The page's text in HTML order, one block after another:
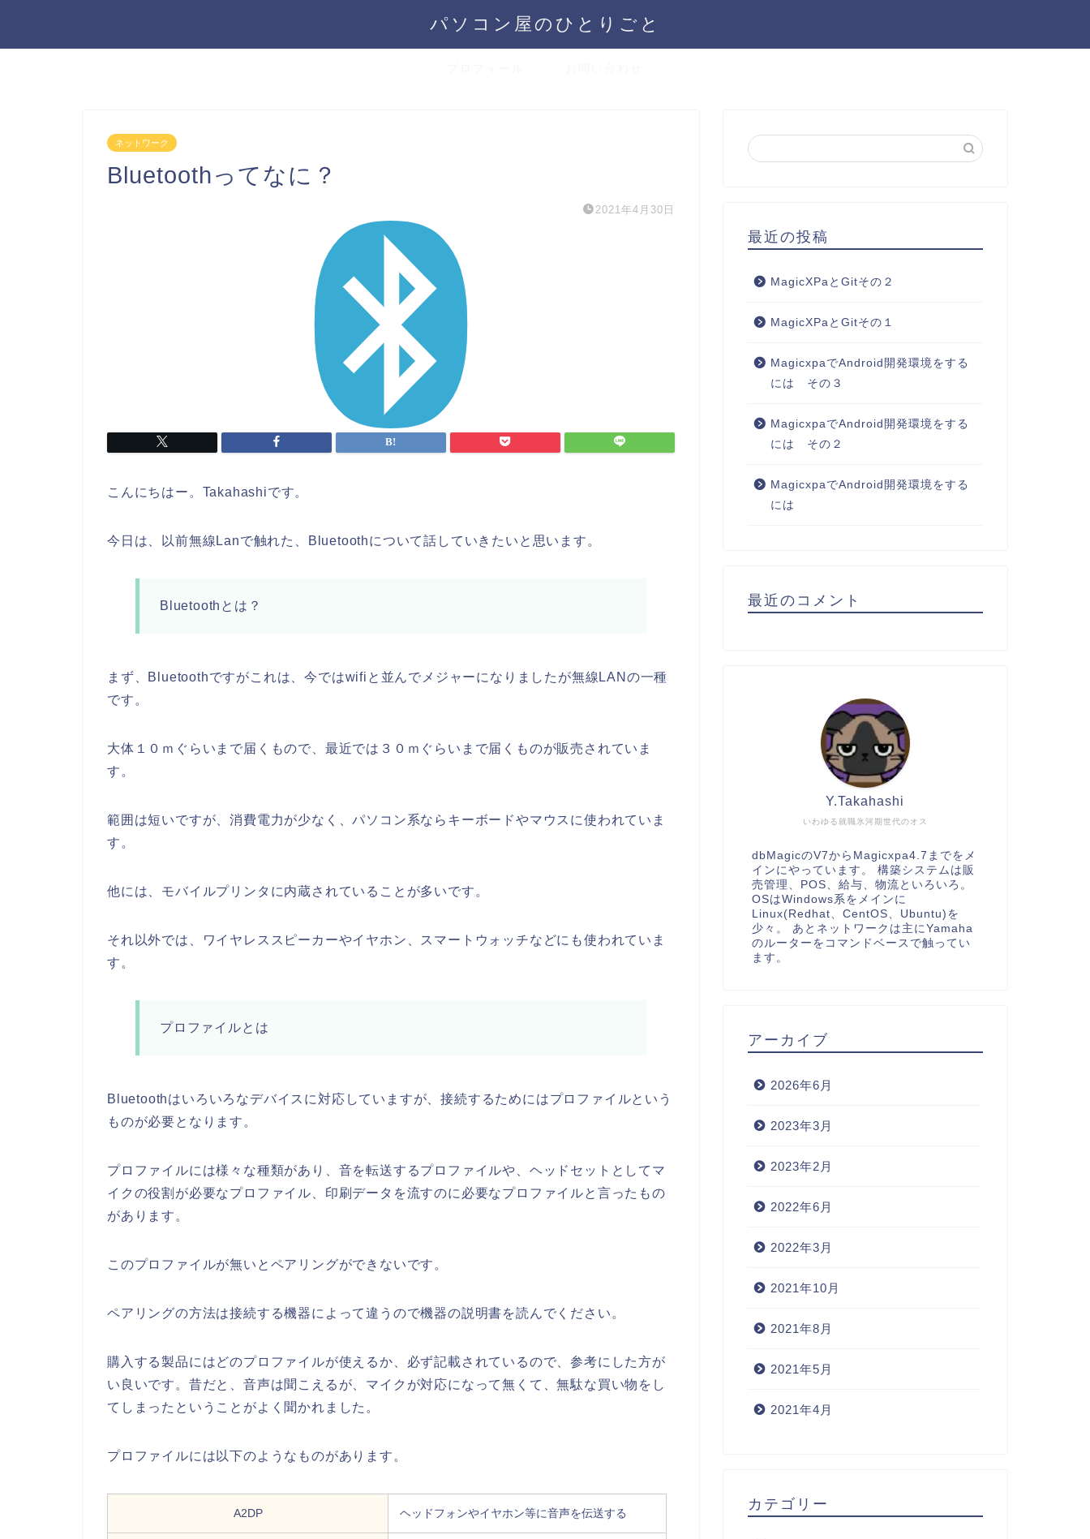
パソコン屋のひとりごと
ネットワーク
Bluetoothってなに？
2021年4月30日
こんにちはー。Takahashiです。
今日は、以前無線Lanで触れた、Bluetoothについて話していきたいと思います。
Bluetoothとは？
まず、Bluetoothですがこれは、今ではwifiと並んでメジャーになりましたが無線LANの一種
です。
大体１０ｍぐらいまで届くもので、最近では３０ｍぐらいまで届くものが販売されていま
す。
範囲は短いですが、消費電力が少なく、パソコン系ならキーボードやマウスに使われていま
す。
他には、モバイルプリンタに内蔵されていることが多いです。
それ以外では、ワイヤレススピーカーやイヤホン、スマートウォッチなどにも使われていま
す。
プロファイルとは
Bluetoothはいろいろなデバイスに対応していますが、接続するためにはプロファイルという
ものが必要となります。
プロファイルには様々な種類があり、音を転送するプロファイルや、ヘッドセットとしてマ
イクの役割が必要なプロファイル、印刷データを流すのに必要なプロファイルと言ったもの
があります。
このプロファイルが無いとペアリングができないです。
ペアリングの方法は接続する機器によって違うので機器の説明書を読んでください。
購入する製品にはどのプロファイルが使えるか、必ず記載されているので、参考にした方が
い良いです。昔だと、音声は聞こえるが、マイクが対応になって無くて、無駄な買い物をし
てしまったということがよく聞かれました。
プロファイルには以下のようなものがあります。
A2DP ヘッドフォンやイヤホン等に音声を伝送する
最近の投稿
MagicXPaとGitその２
MagicXPaとGitその１
MagicxpaでAndroid開発環境をする
には その３
MagicxpaでAndroid開発環境をする
には その２
MagicxpaでAndroid開発環境をする
には
最近のコメント
いわゆる就職氷河期世代のオス
Y.Takahashi
dbMagicのV7からMagicxpa4.7までをメ
インにやっています。 構築システムは販
売管理、POS、給与、物流といろいろ。
OSはWindows系をメインに
Linux(Redhat、CentOS、Ubuntu)を
少々。 あとネットワークは主にYamaha
のルーターをコマンドベースで触ってい
ます。
アーカイブ
2026年6月
2023年3月
2023年2月
2022年6月
2022年3月
2021年10月
2021年8月
2021年5月
2021年4月
カテゴリー